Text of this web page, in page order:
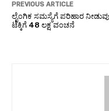
PREVIOUS ARTICLE
ಲೈಂಗಿಕ ಸಮಸ್ಯೆಗೆ ಪರಿಹಾರ
ಟೆಕ್ಕಿಗೆ 48 ಲಕ್ಷ ವಂಚನೆ